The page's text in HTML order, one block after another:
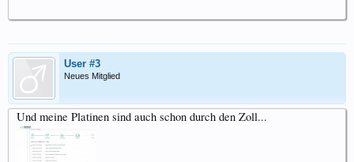
User #3
Neues Mitglied
Und meine Platinen sind auch schon durch den Zoll...